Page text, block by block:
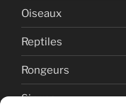
Oiseaux
Reptiles
Rongeurs
Singes